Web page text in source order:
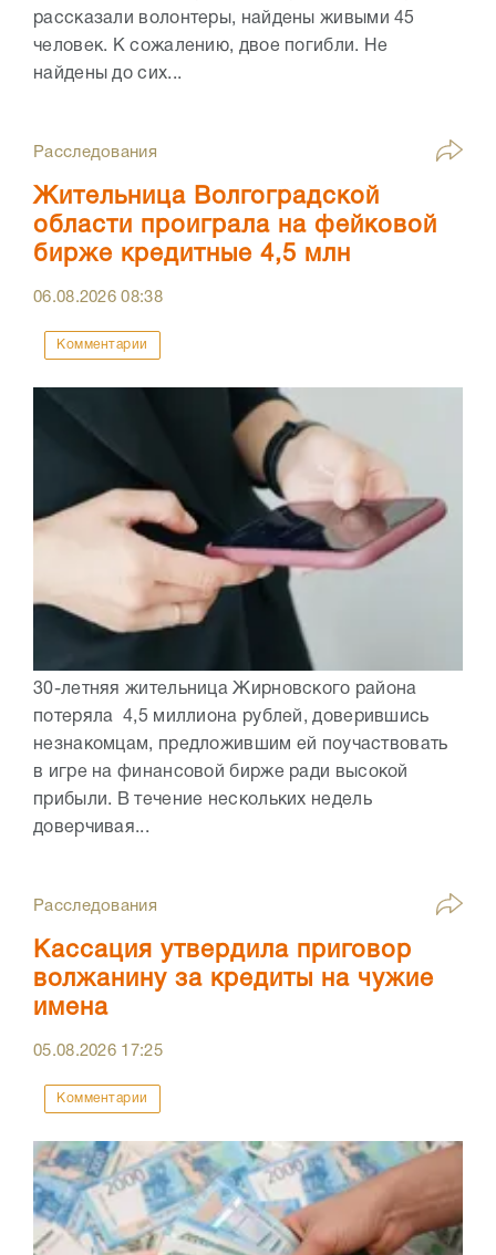
рассказали волонтеры, найдены живыми 45
человек. К сожалению, двое погибли. Не
найдены до сих...
Расследования
Жительница Волгоградской
области проиграла на фейковой
бирже кредитные 4,5 млн
06.08.202608:38
Комментарии
30-летняя жительница Жирновского района
потеряла 4,5 миллиона рублей, доверившись
незнакомцам, предложившим ей поучаствовать
в игре на финансовой бирже ради высокой
прибыли. В течение нескольких недель
доверчивая...
Расследования
Кассация утвердила приговор
волжанину за кредиты на чужие
имена
05.08.2026 17:25
Комментарии